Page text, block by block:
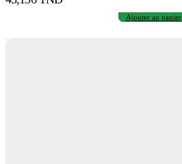
Ajouter au panier